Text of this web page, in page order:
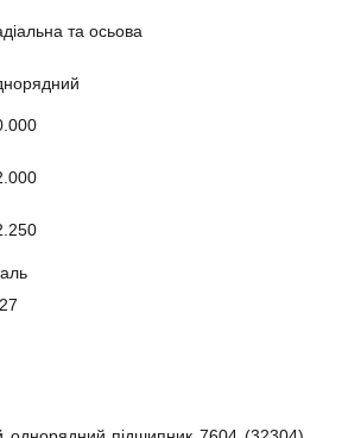
та осьова